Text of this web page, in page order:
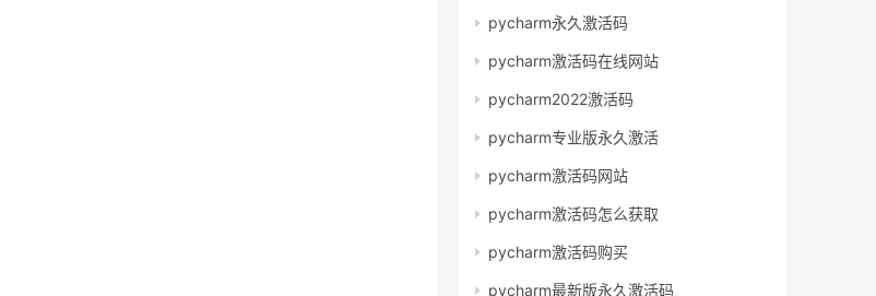
pycharm永久激活码
pycharm激活码在线网站
pycharm2022激活码
pycharm专业版永久激活
pycharm激活码网站
pycharm激活码怎么获取
pycharm激活码购买
pycharm最新版永久激活码